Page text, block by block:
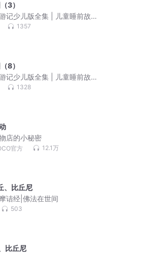
3）
记少儿版全集 | 儿童睡前故
的故事
1357
8）
记少儿版全集 | 儿童睡前故
的故事1328
店的小秘密
官方 12.1万
、比丘尼
诘经|佛法在世间
503
比丘尼